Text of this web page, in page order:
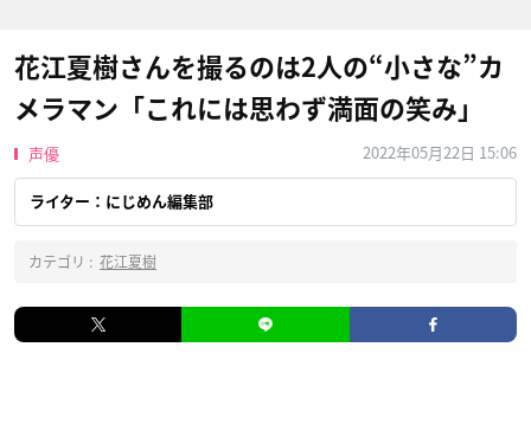
花江夏樹さんを撮るのは2人の“小さな”カ
メラマン「これには思わず満面の笑み」
声優 2022年05月22日 15:06
ライター：にじめん編集部
カテゴリ : 花江夏樹